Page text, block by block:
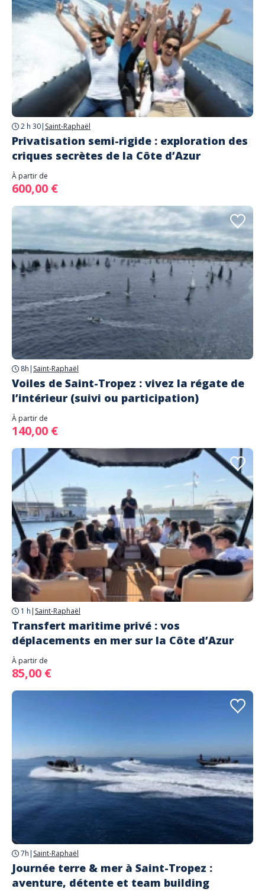
2 h 30| Saint-Raphaël
Privatisation semi-rigide : exploration des
criques secrètes de la Côte d’Azur
À partir de
600,00 €
8h | Saint-Raphaël
Voiles de Saint-Tropez : vivez la régate de
l’intérieur (suivi ou participation)
À partir de
140,00 €
1 h | Saint-Raphaël
Transfert maritime privé : vos
déplacements en mer sur la Côte d’Azur
À partir de
85,00 €
7h | Saint-Raphaël
Journée terre & mer à Saint-Tropez :
aventure, détente et team building